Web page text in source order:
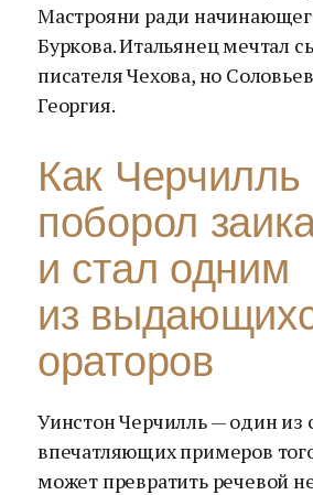
Мастрояни ради
Буркова. Итальянец мечтал
писателя Чехова, но
Георгия.
Как Черчилль
поборол
и стал одним
из
ораторов
Уинстон Черчилль — один из
впечатляющих примеров
может превратить речевой